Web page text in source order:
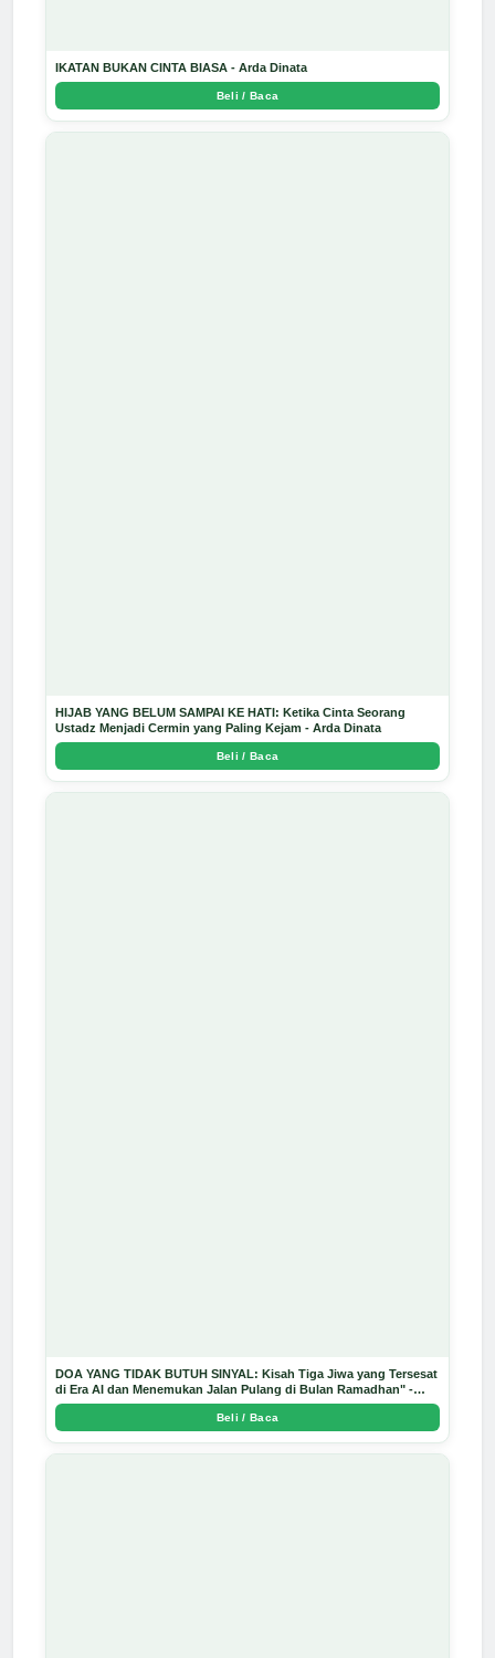
IKATAN BUKAN CINTA BIASA - Arda Dinata
Beli / Baca
HIJAB YANG BELUM SAMPAI KE HATI: Ketika Cinta Seorang
Ustadz Menjadi Cermin yang Paling Kejam - Arda Dinata
Beli / Baca
DOA YANG TIDAK BUTUH SINYAL: Kisah Tiga Jiwa yang Tersesat
di Era AI dan Menemukan Jalan Pulang di Bulan Ramadhan" -
Arda Dinata
Beli / Baca